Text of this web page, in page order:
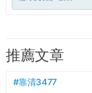
推薦文章
#靠清3477